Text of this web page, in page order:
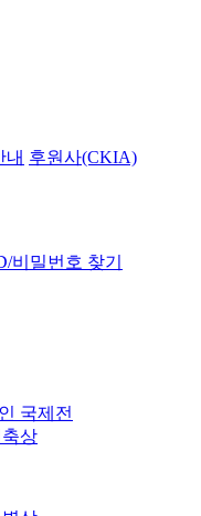
내 후원사(CKIA)
비밀번호 찾기
국제전
상